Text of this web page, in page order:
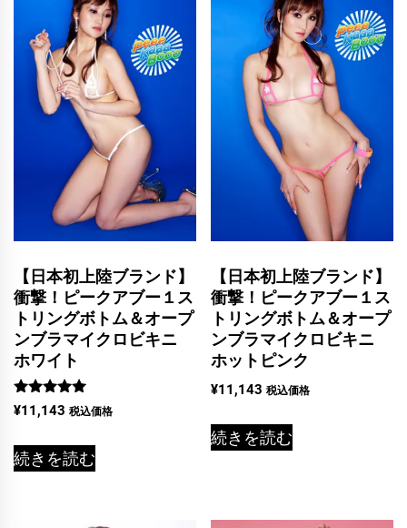
【日本初上陸ブランド】
衝撃！ピークアブー１ス
トリングボトム＆オープ
ンブラマイクロビキニ
ホワイト
5段階中
5.00
¥11,143 税込価格
続きを読む
【日本初上陸ブランド】
衝撃！ピークアブー１ス
トリングボトム＆オープ
ンブラマイクロビキニ
ホットピンク
¥11,143 税込価格
続きを読む